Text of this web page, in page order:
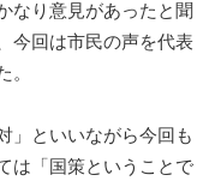
なり意見があったと聞
今回は市民の声を代表
。
」といいながら今回も
は「国策ということで